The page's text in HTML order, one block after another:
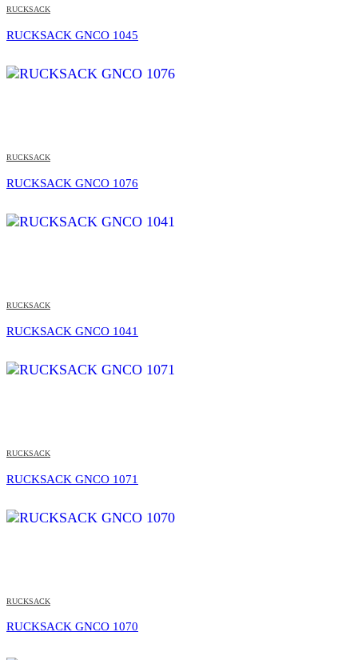
RUCKSACK
RUCKSACK GNCO 1045
RUCKSACK
RUCKSACK GNCO 1076
RUCKSACK
RUCKSACK GNCO 1041
RUCKSACK
RUCKSACK GNCO 1071
RUCKSACK
RUCKSACK GNCO 1070